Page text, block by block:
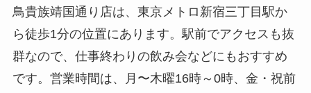
鳥貴族靖国通り店は、東京メトロ新宿三丁目駅か
ら徒歩1分の位置にあります。駅前でアクセスも抜
群なので、仕事終わりの飲み会などにもおすすめ
です。営業時間は、月〜木曜16時～0時、金・祝前